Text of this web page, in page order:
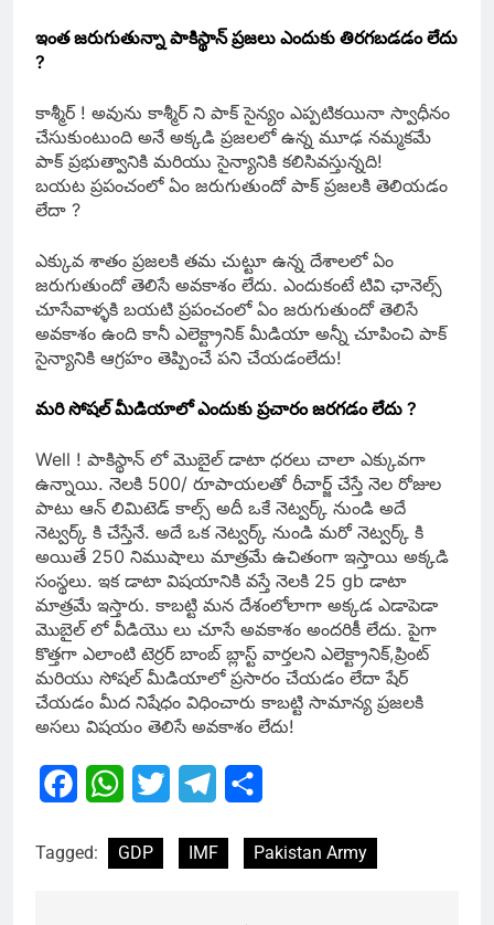
ఇంత జరుగుతున్నా పాకిస్థాన్ ప్రజలు ఎందుకు తిరగబడడం లేదు
?
కాశ్మీర్ ! అవును కాశ్మీర్ ని పాక్ సైన్యం ఎప్పటికయినా స్వాధీనం
చేసుకుంటుంది అనే అక్కడి ప్రజలలో ఉన్న మూఢ నమ్మకమే
పాక్ ప్రభుత్వానికి మరియు సైన్యానికి కలిసివస్తున్నది!
బయట ప్రపంచంలో ఏం జరుగుతుందో పాక్ ప్రజలకి తెలియడం
లేదా ?
ఎక్కువ శాతం ప్రజలకి తమ చుట్టూ ఉన్న దేశాలలో ఏం
జరుగుతుందో తెలిసే అవకాశం లేదు. ఎందుకంటే టివి ఛానెల్స్
చూసేవాళ్ళకి బయటి ప్రపంచంలో ఏం జరుగుతుందో తెలిసే
అవకాశం ఉంది కానీ ఎలెక్ట్రానిక్ మీడియా అన్నీ చూపించి పాక్
సైన్యానికి ఆగ్రహం తెప్పించే పని చేయడంలేదు!
మరి సోషల్ మీడియాలో ఎందుకు ప్రచారం జరగడం లేదు ?
Well ! పాకిస్థాన్ లో మొబైల్ డాటా ధరలు చాలా ఎక్కువగా
ఉన్నాయి. నెలకి 500/ రూపాయలతో రీచార్జ్ చేస్తే నెల రోజుల
పాటు ఆన్ లిమిటెడ్ కాల్స్ అదీ ఒకే నెట్వర్క్ నుండి అదే
నెట్వర్క్ కి చేస్తేనే. అదే ఒక నెట్వర్క్ నుండి మరో నెట్వర్క్ కి
అయితే 250 నిముషాలు మాత్రమే ఉచితంగా ఇస్తాయి అక్కడి
సంస్థలు. ఇక డాటా విషయానికి వస్తే నెలకి 25 gb డాటా
మాత్రమే ఇస్తారు. కాబట్టి మన దేశంలోలాగా అక్కడ ఎడాపెడా
మొబైల్ లో వీడియొ లు చూసే అవకాశం అందరికీ లేదు. పైగా
కొత్తగా ఎలాంటి టెర్రర్ బాంబ్ బ్లాస్ట్ వార్తలని ఎలెక్ట్రానిక్,ప్రింట్
మరియు సోషల్ మీడియాలో ప్రసారం చేయడం లేదా షేర్
చేయడం మీద నిషేధం విధించారు కాబట్టి సామాన్య ప్రజలకి
అసలు విషయం తెలిసే అవకాశం లేదు!
FacebookWhatsApp
Twitter Telegram
Tagged: GDP IMF Pakistan Army